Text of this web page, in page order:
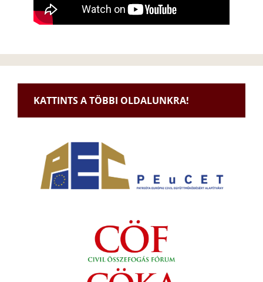
KATTINTS A TÖBBI OLDALUNKRA!